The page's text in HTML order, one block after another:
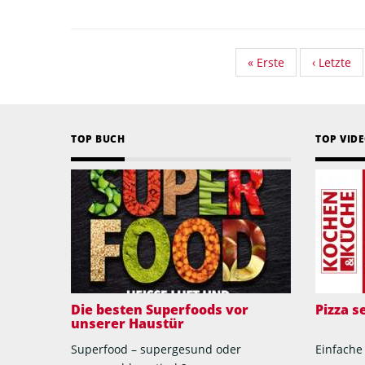
First
page
« Erste
Vorherige
Seite
‹ Letzte
TOP BUCH
Die besten Superfoods vor
unserer Haustür
Superfood – supergesund oder
TOP
Pizza